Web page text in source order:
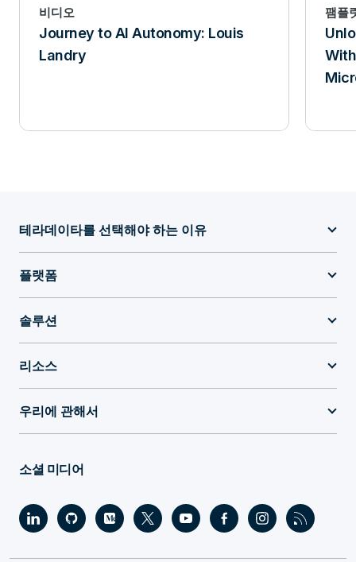
비디오
Journey to AI Autonomy: Louis
Landry
팸플
테라데이타를 선택해야 하는 이유
플랫폼
솔루션
리소스
우리에 관해서
소셜 미디어